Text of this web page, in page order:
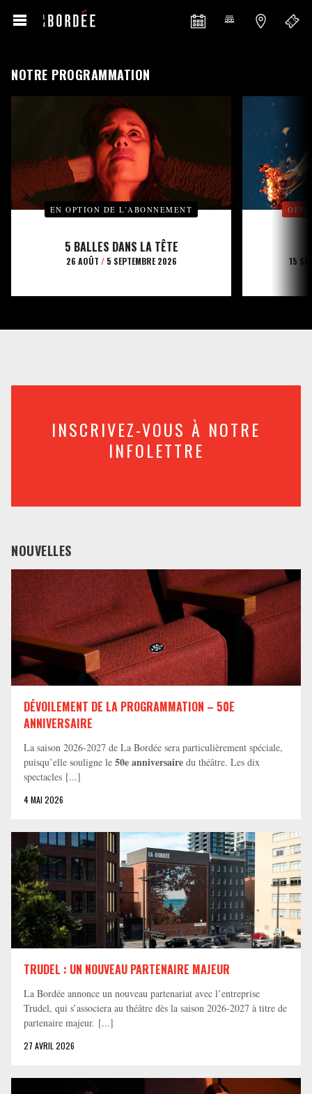
NOTRE PROGRAMMATION
EN OPTION DE L’ABONNEMENT
5 BALLES DANS LA TÊTE
26 AOÛT /5 SEPTEMBRE 2026 15
INSCRIVEZ-VOUS À NOTRE
INFOLETTRE
NOUVELLES
DÉVOILEMENT DE LA PROGRAMMATION – 50E
ANNIVERSAIRE
La saison 2026-2027 de La Bordée sera particulièrement spéciale,
puisqu’elle souligne le 50e anniversaire du théâtre. Les dix
spectacles [...]
4 MAI 2026
TRUDEL : UN NOUVEAU PARTENAIRE MAJEUR
La Bordée annonce un nouveau partenariat avec l’entreprise
Trudel, qui s’associera au théâtre dès la saison 2026-2027 à titre de
partenaire majeur. [...]
27 AVRIL 2026